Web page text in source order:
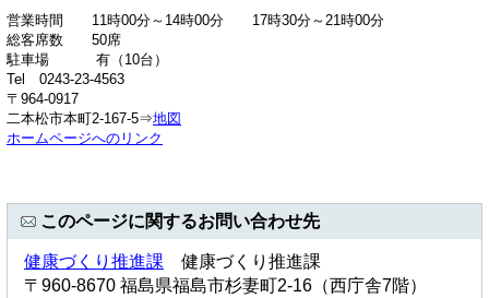
営業時間 11時00分～14時00分 17時30分～21時00分
総客席数 50席
駐車場 有（10台）
Tel 0243-23-4563
〒964-0917
二本松市本町2-167-5⇒地図
ホームページへのリンク
このページに関するお問い合わせ先
健康づくり推進課 健康づくり推進課
〒960-8670 福島県福島市杉妻町2-16（西庁舎7階）